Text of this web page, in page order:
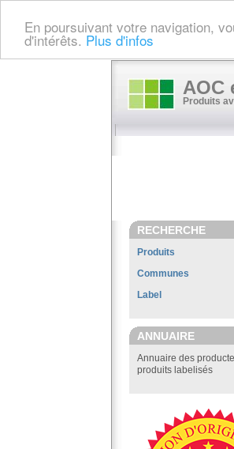
En poursuivant votre navigation,
d'intérêts. Plus d'infos
AOC
Produits
RECHERCHE
Produits
Communes
Label
ANNUAIRE
Annuaire des
produits labelisés